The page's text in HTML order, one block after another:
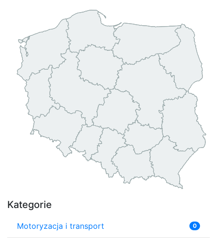
Kategorie
Motoryzacja i transport 0